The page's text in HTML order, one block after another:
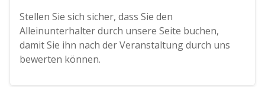
Stellen Sie sich sicher, dass Sie den
Alleinunterhalter durch unsere Seite buchen,
damit Sie ihn nach der Veranstaltung durch uns
bewerten können.